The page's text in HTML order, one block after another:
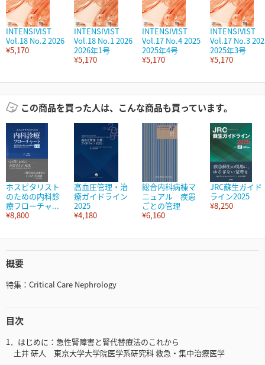
INTENSIVIST
Vol.18 No.2 2026
¥5,170
INTENSIVIST
Vol.18 No.1 2026
2026年1号
¥5,170
INTENSIVIST
Vol.17 No.4 2025
2025年4号
¥5,170
INTENSIVIST
Vol.17 No.3
2025年3号
¥5,170
この商品を買った人は、こんな商品も買っています。
ホスピタリスト
のための内科診
療フローチャ...
¥8,800
高血圧管理・治
療ガイドライン
2025
¥4,180
総合内科病棟マ
ニュアル 疾患
ごとの管理
¥6,160
JRC蘇生ガイド
ライン2025
¥8,250
概要
特集：Critical Care Nephrology
目次
1．はじめに：急性腎障害と腎代替療法のこれから
土井 研人 東京大学大学院医学系研究科 救急・集中治療医学